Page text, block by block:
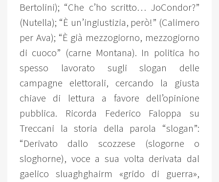
Bertolini); “Che c’ho scritto… JoCondor?”
(Nutella); “È un’ingiustizia, però!” (Calimero
per Ava); “È già mezzogiorno, mezzogiorno
di cuoco” (carne Montana). In politica ho
spesso lavorato sugli slogan delle
campagne elettorali, cercando la giusta
chiave di lettura a favore dell’opinione
pubblica. Ricorda Federico Faloppa su
Treccani la storia della parola “slogan”:
“Derivato dallo scozzese (slogorne o
sloghorne), voce a sua volta derivata dal
gaelico sluaghghairm «grido di guerra»,